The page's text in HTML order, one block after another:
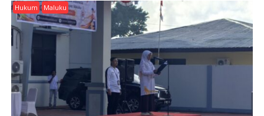
G
A
T
O
N
Hukum Maluku